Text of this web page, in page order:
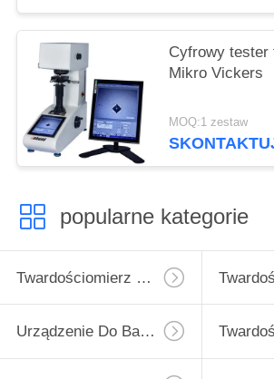
Cyfrowy tester
Mikro Vickers
MOQ:1 zestaw
popularne kategorie
Twardościomierz Micro Vickers
Urządzenie Do Badania Twardości Rockwell